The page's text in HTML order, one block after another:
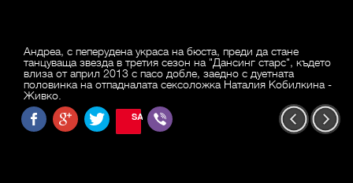
Андреа, с пеперудена украса на бюста, преди да стане
танцуваща звезда в третия сезон на "Дансинг старс", където
влиза от април 2013 с пасо добле, заедно с дуетната
половинка на отпадналата сексоложка Наталия Кобилкина -
Живко.
SAVE